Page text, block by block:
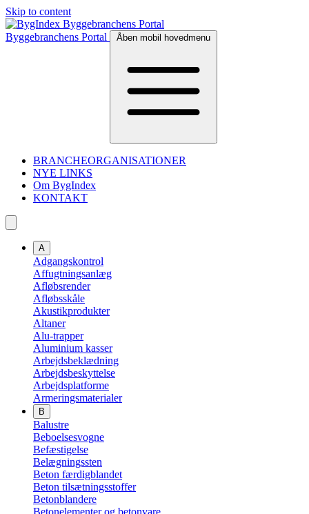
Skip to content
Byggebranchens Portal Åben mobil hovedmenu
BRANCHEORGANISATIONER
NYE LINKS
Om BygIndex
KONTAKT
A
Adgangskontrol
Affugtningsanlæg
Afløbsrender
Afløbsskåle
Akustikprodukter
Altaner
Alu-trapper
Aluminium kasser
Arbejdsbeklædning
Arbejdsbeskyttelse
Arbejdsplatforme
Armeringsmaterialer
B
Balustre
Beboelsesvogne
Befæstigelse
Belægningssten
Beton færdigblandet
Beton tilsætningsstoffer
Betonblandere
Betonelementer og betonvare